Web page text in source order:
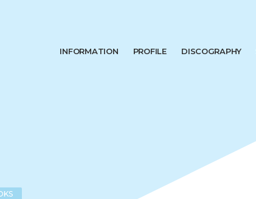
INFORMATION PROFILE DISCOGRAPHY